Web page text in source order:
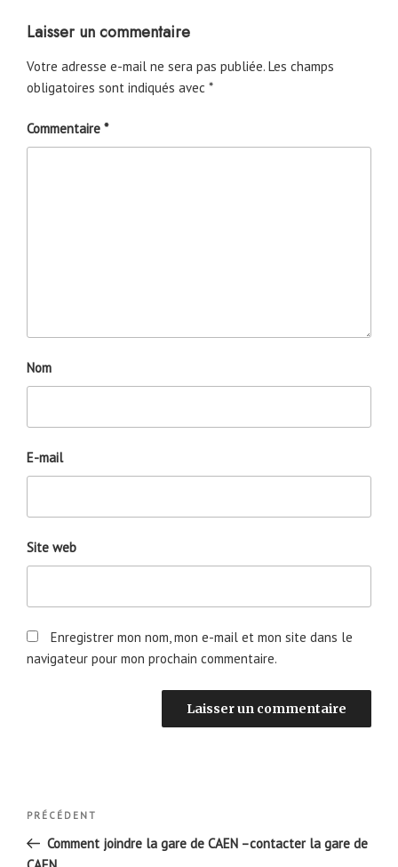
Laisser un commentaire
Votre adresse e-mail ne sera pas publiée. Les champs
obligatoires sont indiqués avec *
Commentaire *
Nom
E-mail
Site web
Enregistrer mon nom, mon e-mail et mon site dans le
navigateur pour mon prochain commentaire.
Navigation
l’article
Article
précédent
PRÉCÉDENT
Comment joindre la gare de CAEN –contacter la gare de